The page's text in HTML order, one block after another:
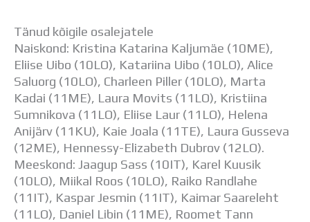
Uudised
Lapsevanemale
Vilistlastele
Toitlustamine
Virtuaaltuur
Õpilasesindus
Kontaktid
Tööpakkumised
Tänud kõigile osalejatele
Naiskond: Kristina Katarina Kaljumäe (10ME),
Eliise Uibo (10LO), Katariina Uibo (10LO), Alice
Saluorg (10LO), Charleen Piller (10LO), Marta
Kadai (11ME), Laura Movits (11LO), Kristiina
Sumnikova (11LO), Eliise Laur (11LO), Helena
Anijärv (11KU), Kaie Joala (11TE), Laura Gusseva
(12ME), Hennessy-Elizabeth Dubrov (12LO).
Meeskond: Jaagup Sass (10IT), Karel Kuusik
(10LO), Miikal Roos (10LO), Raiko Randlahe
(11IT), Kaspar Jesmin (11IT), Kaimar Saareleht
(11LO), Daniel Libin (11ME), Roomet Tann